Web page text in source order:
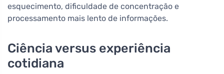
esquecimento, dificuldade de concentração e
processamento mais lento de informações.
Ciência versus experiência
cotidiana